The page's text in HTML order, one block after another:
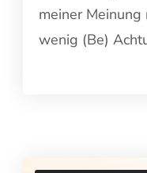
meiner Meinung
wenig (Be)